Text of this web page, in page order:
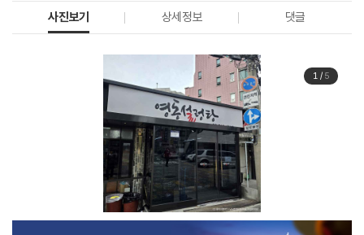
사진보기 상세정보 댓글
1/ 5